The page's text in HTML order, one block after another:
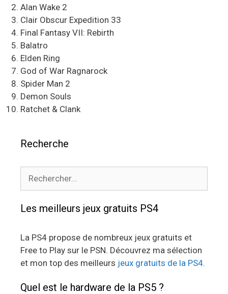
Alan Wake 2
Clair Obscur Expedition 33
Final Fantasy VII: Rebirth
Balatro
Elden Ring
God of War Ragnarock
Spider Man 2
Demon Souls
Ratchet & Clank
Recherche
Les meilleurs jeux gratuits PS4
La PS4 propose de nombreux jeux gratuits et
Free to Play sur le PSN. Découvrez ma sélection
et mon top des meilleurs jeux gratuits de la PS4.
Quel est le hardware de la PS5 ?